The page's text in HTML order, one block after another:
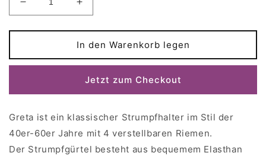
Verringere
die
Menge
Strumpfhalter
mit
Riemen
Erhöhe
die
Menge
für
Strumpfhalter
mit
Riemen
In den Warenkorb legen
Jetzt zum Checkout
Greta ist ein klassischer Strumpfhalter im Stil der
40er-60er Jahre mit 4 verstellbaren Riemen.
Der Strumpfgürtel besteht aus bequemem Elasthan